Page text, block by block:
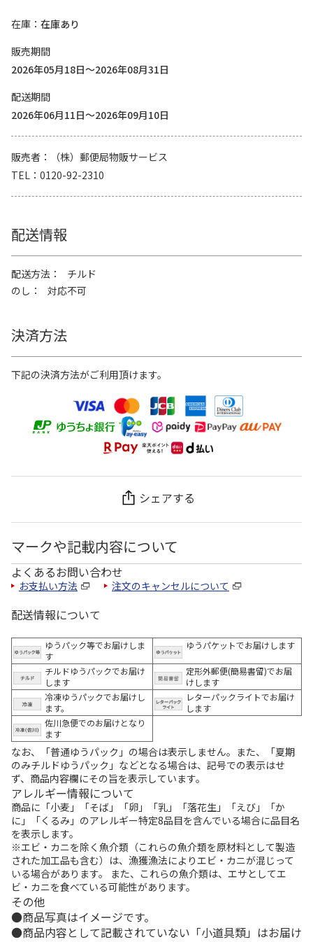
在庫
在庫あり
販売期間
2026年05月18日～2026年08月31日
配送期間
2026年06月11日～2026年09月10日
販売者
（株）郵便局物販サービス
TEL
0120-92-2310
配送情報
配送方法
チルド
のし
対応不可
決済方法
下記の決済方法がご利用頂けます。
シェアする
マークや記載内容について
よくあるお問い合わせ
お支払い方法 注文のキャンセルについて
配送情報について
ゆうパック等でお届けしま
す
ゆうパケットでお届けします
チルドゆうパックでお届け
します
定形外郵便(簡易書留)でお届
けします
冷凍ゆうパックでお届けし
ます。
レターパックライトでお届け
します
佐川急便でのお届けとなり
ます
なお、「普通ゆうパック」の場合は表示しません。また、「夏期
のみチルドゆうパック」などとなる場合は、記号での表示はせ
ず、商品内容欄にその旨を表示しています。
アレルギー情報について
商品に「小麦」「そば」「卵」「乳」「落花生」「えび」「か
に」「くるみ」のアレルギー特定8品目を含んでいる場合に品目名
を表示します。
※エビ・カニを除く魚介類（これらの魚介類を原材料として製造
された加工品も含む）は、漁獲漁法によりエビ・カニが混じって
いる場合があります。 また、これらの魚介類は、エサとしてエ
ビ・カニを食べている可能性があります。
その他
商品写真はイメージです。
商品内容として記載されていない「小道具類」はお届け